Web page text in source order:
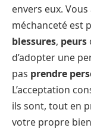
envers eux.
méchanceté est
blessures, peurs
d’adopter une
pas prendre
L’acceptation
ils sont, tout en
votre propre